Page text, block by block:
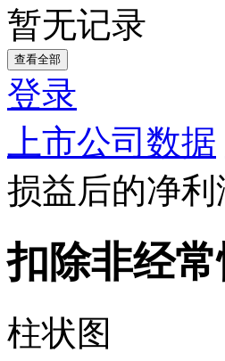
暂无记录
查看全部
登录
上市公司数据
损益后的净
扣除非经
柱状图